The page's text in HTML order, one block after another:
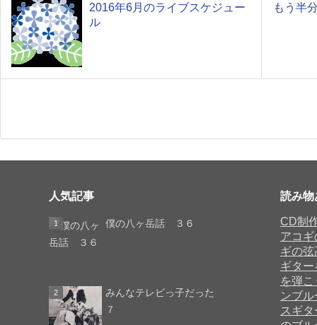
2016年6月のライブスケジュー
ル
もう
人気記事
僕の八ヶ岳話 ３６
みんなテレビっ子だった
７
読み物
CD制
アコ
ギの
ギタ
を弾
ンブ
スギ